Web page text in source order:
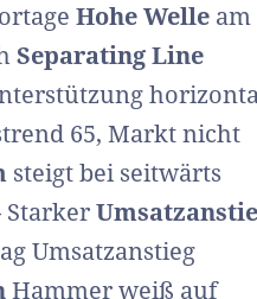
Hohe Welle am
Separating Line
65, Markt nicht
steigt bei seitwärts
Starker
Umsatzanstieg
Hammer weiß auf